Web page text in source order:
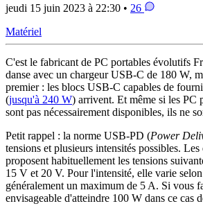
jeudi 15 juin 2023 à 22:30 • 26
Matériel
C'est le fabricant de PC portables évolutifs
danse avec un chargeur USB-C de 180 W,
premier : les blocs USB-C capables de
(jusqu'à 240 W) arrivent. Et même si les PC
sont pas nécessairement disponibles, ils ne
Petit rappel : la norme USB-PD (Power
tensions et plusieurs intensités possibles.
proposent habituellement les tensions
15 V et 20 V. Pour l'intensité, elle varie
généralement un maximum de 5 A. Si vous
envisageable d'atteindre 100 W dans ce cas